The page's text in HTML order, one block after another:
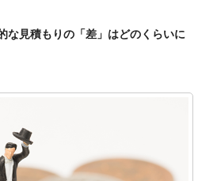
な見積もりの「差」はどのくらいに